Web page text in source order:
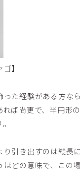
】
た経験がある方な
ば尚更で、半円形
引き出すのは縦長
どの意味で、この